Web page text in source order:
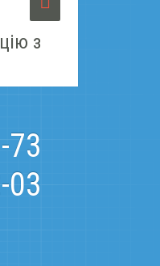
з
73
03